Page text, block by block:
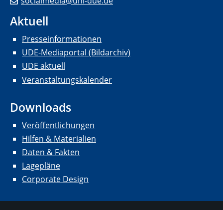
Aktuell
Presseinformationen
UDE-Mediaportal (Bildarchiv)
UDE aktuell
Veranstaltungskalender
Downloads
Veröffentlichungen
Hilfen & Materialien
Daten & Fakten
Lagepläne
Corporate Design